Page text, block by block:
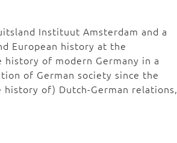
Instituut Amsterdam and a
European history at the
history of modern Germany in a
of German society since the
history of) Dutch-German relations,